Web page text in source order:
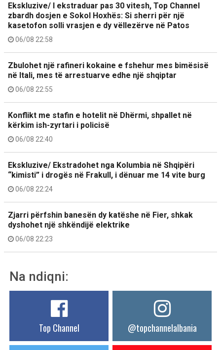
Ekskluzive/ I ekstraduar pas 30 vitesh, Top Channel
zbardh dosjen e Sokol Hoxhës: Si sherri për një
kasetofon solli vrasjen e dy vëllezërve në Patos
06/08 22:58
Zbulohet një rafineri kokaine e fshehur mes bimësisë
në Itali, mes të arrestuarve edhe një shqiptar
06/08 22:55
Konflikt me stafin e hotelit në Dhërmi, shpallet në
kërkim ish-zyrtari i policisë
06/08 22:40
Ekskluzive/ Ekstradohet nga Kolumbia në Shqipëri
“kimisti” i drogës në Frakull, i dënuar me 14 vite burg
06/08 22:24
Zjarri përfshin banesën dy katëshe në Fier, shkak
dyshohet një shkëndijë elektrike
06/08 22:23
Na ndiqni:
Top Channel @topchannelalbania